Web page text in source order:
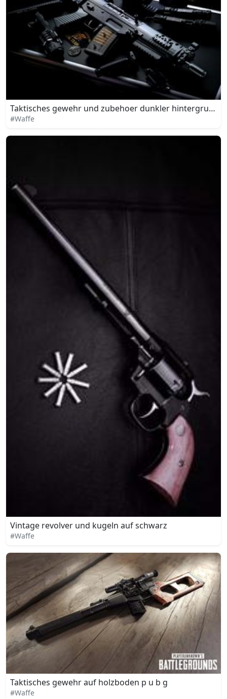
Taktisches gewehr und zubehoer dunkler hintergrund
#Waffe
Vintage revolver und kugeln auf schwarz
#Waffe
Taktisches gewehr auf holzboden p u b g
#Waffe